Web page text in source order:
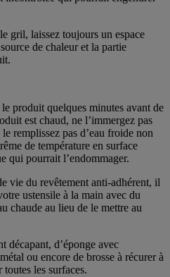
gril, laissez toujours un espace
de chaleur et la partie
produit quelques minutes avant de
est chaud, ne l’immergez pas
remplissez pas d’eau froide non
de température en surface
qui pourrait l’endommager.
vie du revêtement anti-adhérent, il
ustensile à la main avec du
chaude au lieu de le mettre au
décapant, d’éponge avec
ou encore de brosse à récurer à
les surfaces.